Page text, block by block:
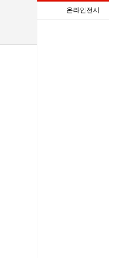
온라인전시